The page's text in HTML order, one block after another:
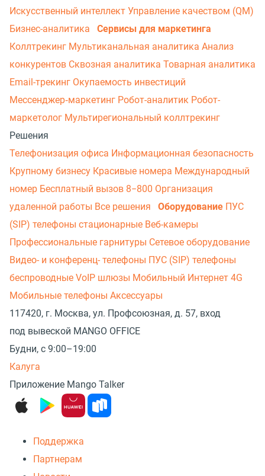
Искусственный интеллект Управление качеством (QM)
Бизнес-аналитика
Сервисы для маркетинга
Коллтрекинг Мультиканальная аналитика Анализ
конкурентов Сквозная аналитика Товарная аналитика
Email-трекинг Окупаемость инвестиций
Мессенджер‑маркетинг Робот-аналитик Робот-
маркетолог Мультирегиональный коллтрекинг
Решения
Телефонизация офиса Информационная безопасность
Крупному бизнесу Красивые номера Международный
номер Бесплатный вызов 8−800 Организация
удаленной работы Все решения Оборудование ПУС
(SIP) телефоны стационарные Веб-камеры
Профессиональные гарнитуры Сетевое оборудование
Видео- и конференц- телефоны ПУС (SIP) телефоны
беспроводные VoIP шлюзы Мобильный Интернет 4G
Мобильные телефоны Аксессуары
117420, г. Москва, ул. Профсоюзная, д. 57, вход
под вывеской MANGO OFFICE
Будни, с 9:00–19:00
Калуга
Приложение Mango Talker
Поддержка
Партнерам